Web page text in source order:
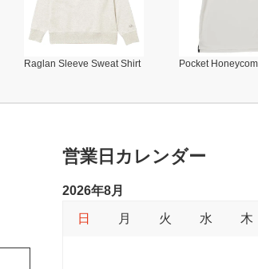
Raglan Sleeve Sweat Shirt Pocket
営業日カレンダー
2026年8月
日 月 火 水 木